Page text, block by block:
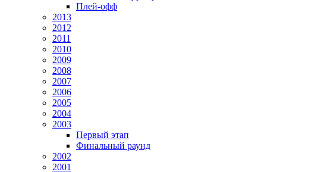
Плей-офф
2013
2012
2011
2010
2009
2008
2007
2006
2005
2004
2003
Первый этап
Финальный раунд
2002
2001